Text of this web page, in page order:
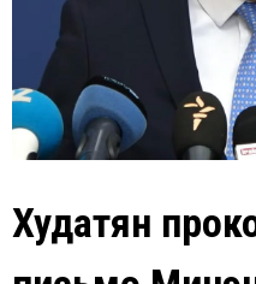
Худатян